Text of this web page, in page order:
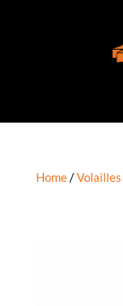
Home/Volailles